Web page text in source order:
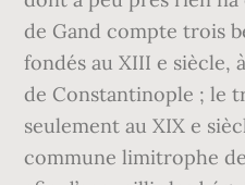
de Gand compte trois
fondés au XIII e siècle,
de Constantinople ; le
seulement au XIX e
commune limitrophe